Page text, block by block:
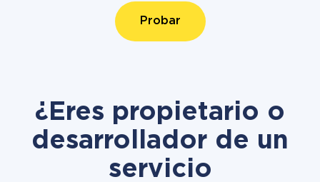
Probar
¿Eres propietario o
desarrollador de un
servicio